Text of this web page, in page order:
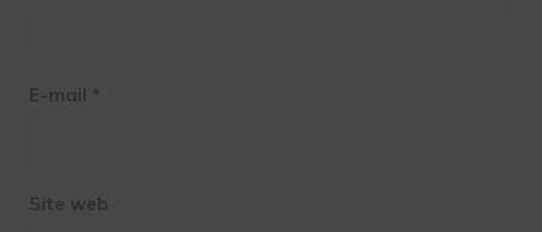
E-mail *
Site web